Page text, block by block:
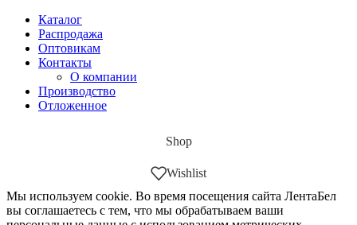
Каталог
Распродажа
Оптовикам
Контакты
О компании
Производство
Отложенное
Shop
Wishlist
Мы используем cookie. Во время посещения сайта ЛентаБел
вы соглашаетесь с тем, что мы обрабатываем ваши